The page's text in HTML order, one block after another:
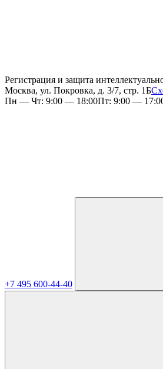
Регистрация и защита
Москва, ул. Покровка, д. 3/7, стр. 1Б
Пн — Чт: 9:00 — 18:00Пт: 9:00 —
+7 495 600-44-40